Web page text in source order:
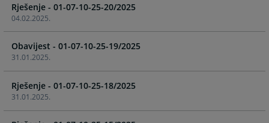
forward
to
interact
with
the
calendar
and
select
a
forward
interact
with
calendar
and
a
04.02.2025.
Rješenje - 01-07-10-25-20/2025
31.01.2025.
Obavijest - 01-07-10-25-19/2025
31.01.2025.
Rješenje - 01-07-10-25-18/2025